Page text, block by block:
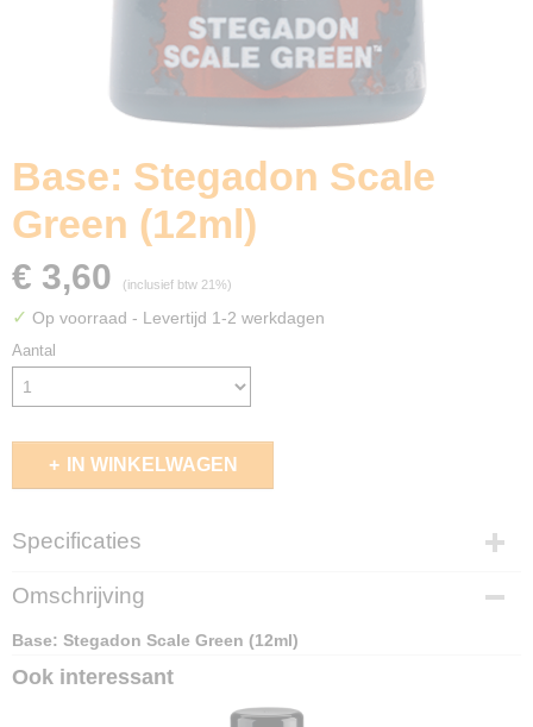
Base: Stegadon Scale
Green (12ml)
€ 3,60 (inclusief btw 21%)
✓ Op voorraad - Levertijd 1-2 werkdagen
Aantal
IN WINKELWAGEN
Specificaties
EAN code
5011921186013
Omschrijving
Base: Stegadon Scale Green (12ml)
Ook interessant